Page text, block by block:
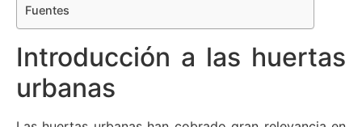
Fuentes
Introducción a las huertas
urbanas